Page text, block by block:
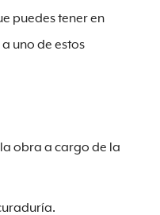
puedes tener en
uno de estos
obra a cargo de la